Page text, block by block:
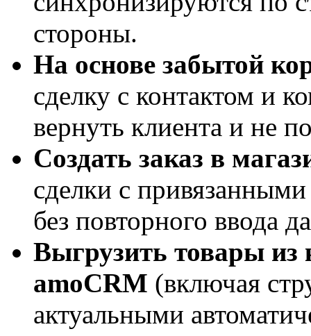
стороны.
На основе забытой
сделку с контактом и
вернуть клиента и не
Создать заказ в
сделки с
без повторного ввода
Выгрузить товары из
amoCRM (включая
актуальными